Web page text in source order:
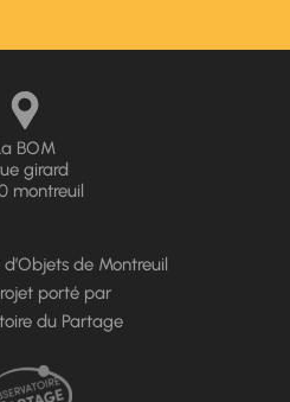
BOM
girard
montreuil
de Montreuil
porté par
du Partage